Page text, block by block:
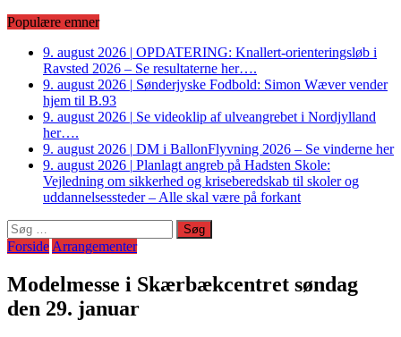
Populære emner
9. august 2026 | OPDATERING: Knallert-orienteringsløb i
Ravsted 2026 – Se resultaterne her….
9. august 2026 | Sønderjyske Fodbold: Simon Wæver vender
hjem til B.93
9. august 2026 | Se videoklip af ulveangrebet i Nordjylland
her….
9. august 2026 | DM i BallonFlyvning 2026 – Se vinderne her
9. august 2026 | Planlagt angreb på Hadsten Skole:
Vejledning om sikkerhed og kriseberedskab til skoler og
uddannelsessteder – Alle skal være på forkant
Søg
efter:
Forside Arrangementer
Modelmesse i Skærbækcentret søndag
den 29. januar